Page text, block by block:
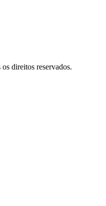
os direitos reservados.